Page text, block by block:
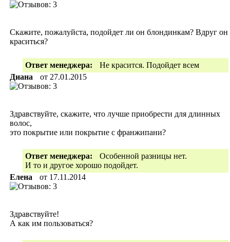
Скажите, пожалуйста, подойдет ли он блондинкам? Вдруг он
краситься?
Ответ менеджера:
Не красится. Подойдет всем
Диана
от 27.01.2015
Здравствуйте, скажите, что лучше приобрести для длинных
волос,
это покрытие или покрытие с франжипани?
Ответ менеджера:
Особенной разницы нет.
И то и другое хорошо подойдет.
Елена
от 17.11.2014
Здравствуйте!
А как им пользоваться?